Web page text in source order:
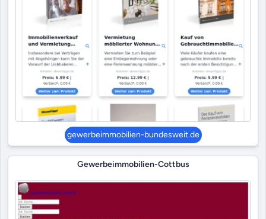
gewerbeimmobilien-bundesweit.de
Gewerbeimmobilien-Cottbus